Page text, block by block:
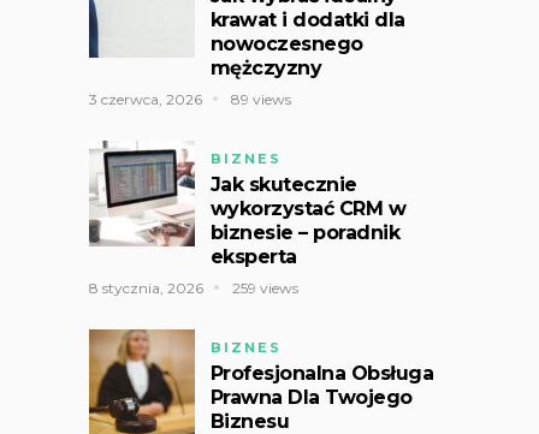
krawat i dodatki dla
nowoczesnego
mężczyzny
3 czerwca, 2026 89 views
BIZNES
Jak skutecznie
wykorzystać CRM w
biznesie – poradnik
eksperta
8 stycznia, 2026 259 views
BIZNES
Profesjonalna Obsługa
Prawna Dla Twojego
Biznesu